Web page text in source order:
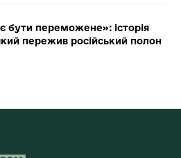
бути переможене»: історія
пережив російський полон